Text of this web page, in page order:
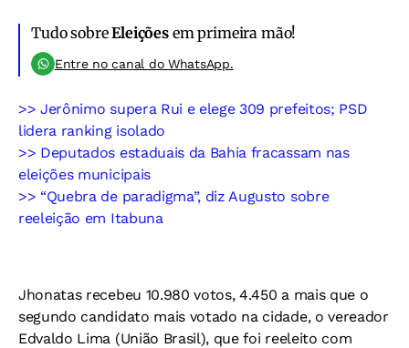
Tudo sobreEleiçõesem primeira mão!
Entre no canal do WhatsApp.
>> Jerônimo supera Rui e elege 309 prefeitos; PSD
lidera ranking isolado
>> Deputados estaduais da Bahia fracassam nas
eleições municipais
>> “Quebra de paradigma”, diz Augusto sobre
reeleição em Itabuna
Jhonatas recebeu 10.980 votos, 4.450 a mais que o
segundo candidato mais votado na cidade, o vereador
Edvaldo Lima (União Brasil), que foi reeleito com